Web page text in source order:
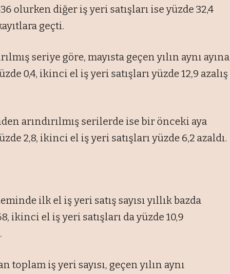
olurken diğer iş yeri satışları ise yüzde 32,4
geçti.
seriye göre, mayısta geçen yılın aynı ayına
0,4, ikinci el iş yeri satışları yüzde 12,9 azalış
arındırılmış serilerde ise bir önceki aya
2,8, ikinci el iş yeri satışları yüzde 6,2 azaldı.
ilk el iş yeri satış sayısı yıllık bazda
ikinci el iş yeri satışları da yüzde 10,9
toplam iş yeri sayısı, geçen yılın aynı